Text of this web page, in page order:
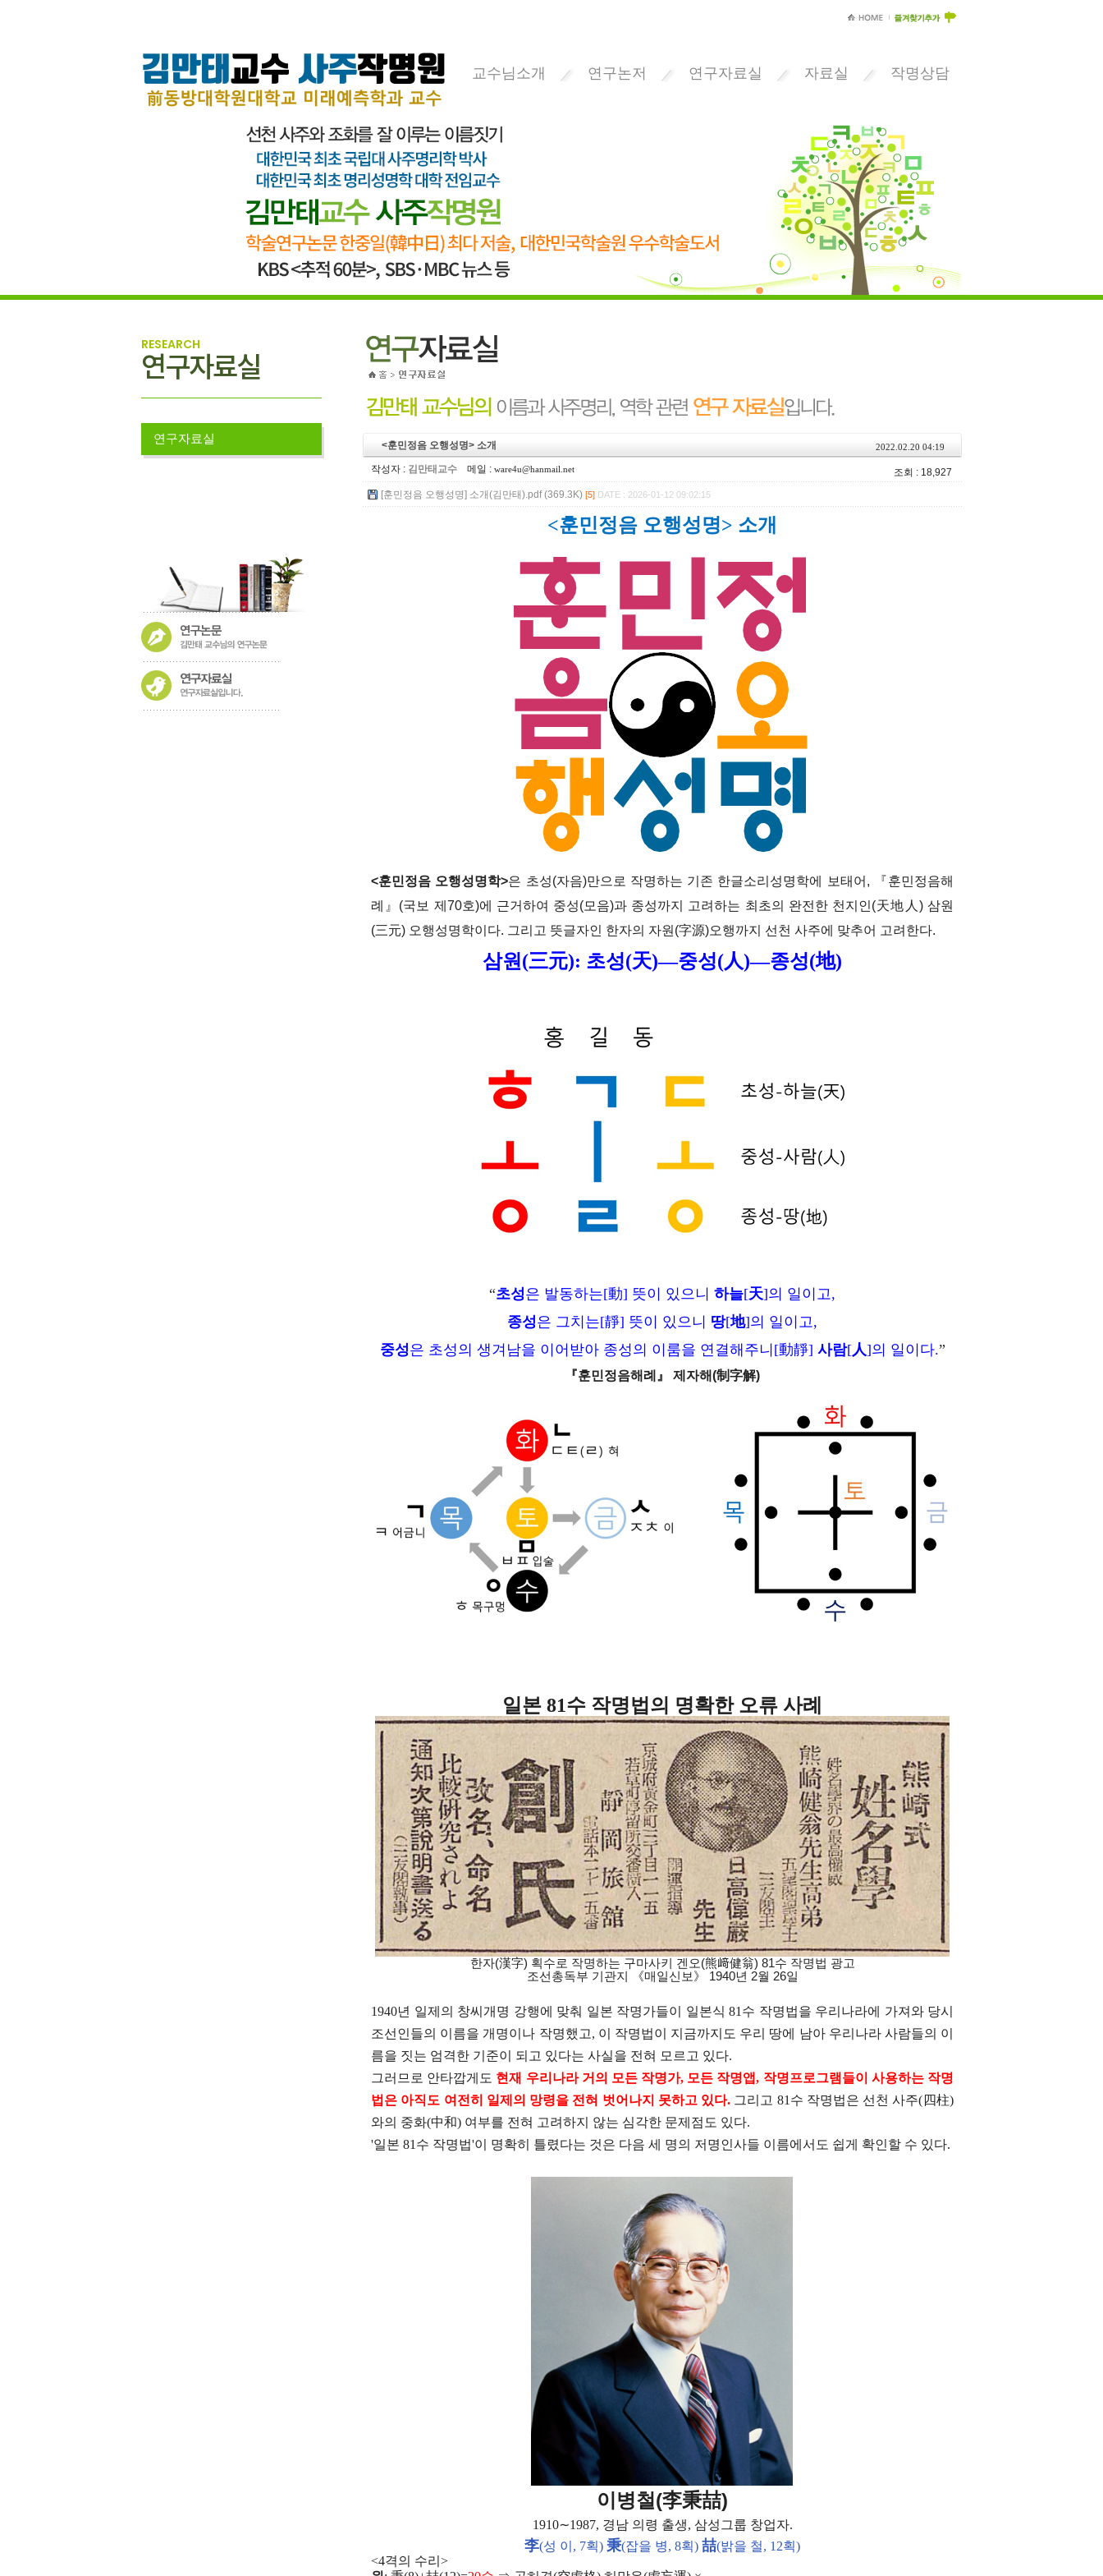
교수님소개 연구논저 연구자료실 자료실 작명상담
RESEARCH
연구자료실
연구자료실 <훈민정음 오행성명> 소개 2022.02.20 04:19
작성자 : 김만태교수 메일 : ware4u@hanmail.net
조회 : 18,927
[훈민정음 오행성명] 소개(김만태).pdf (369.3K) [5] DATE : 2026-01-12 09:02:15
<훈민정음 오행성명> 소개
<훈민정음 오행성명학>은 초성(자음)만으로 작명하는 기존 한글소리성명학에 보태어, 『훈민정음해
례』(국보 제70호)에 근거하여 중성(모음)과 종성까지 고려하는 최초의 완전한 천지인(天地人) 삼원
(三元) 오행성명학이다. 그리고 뜻글자인 한자의 자원(字源)오행까지 선천 사주에 맞추어 고려한다.
삼원(三元): 초성(天)―중성(人)―종성(地)
“초성은 발동하는[動] 뜻이 있으니 하늘[天]의 일이고,
종성은 그치는[靜] 뜻이 있으니 땅[地]의 일이고,
중성은 초성의 생겨남을 이어받아 종성의 이룸을 연결해주니[動靜] 사람[人]의 일이다.”
『훈민정음해례』 제자해(制字解)
일본 81수 작명법의 명확한 오류 사례
한자(漢字) 획수로 작명하는 구마사키 겐오(熊﨑健翁) 81수 작명법 광고
조선총독부 기관지 《매일신보》 1940년 2월 26일
1940년 일제의 창씨개명 강행에 맞춰 일본 작명가들이 일본식 81 수 작명법을 우리나라에 가져와 당시
조선인들의 이름을 개명이나 작명했고, 이 작명법이 지금까지도 우리 땅에 남아 우리나라 사람들의 이
름을 짓는 엄격한 기준이 되고 있다는 사실을 전혀 모르고 있다.
그러므로 안타깝게도 현재 우리나라 거의 모든 작명가, 모든 작명앱, 작명프로그램들이 사용하는 작명
법은 아직도 여전히 일제의 망령을 전혀 벗어나지 못하고 있다. 그리고 81 수 작명법은 선천 사주( 四柱)
와의 중화(中和) 여부를 전혀 고려하지 않는 심각한 문제점도 있다.
'일본 81 수 작명법'이 명확히 틀렸다는 것은 다음 세 명의 저명인사들 이름에서도 쉽게 확인할 수 있다.
이병철 (李秉喆)
1910∼1987, 경남 의령 출생, 삼성그룹 창업자.
李(성 이 , 7획) 秉(잡을 병, 8획) 喆(밝을 철, 12획)
<4격의 수리 >